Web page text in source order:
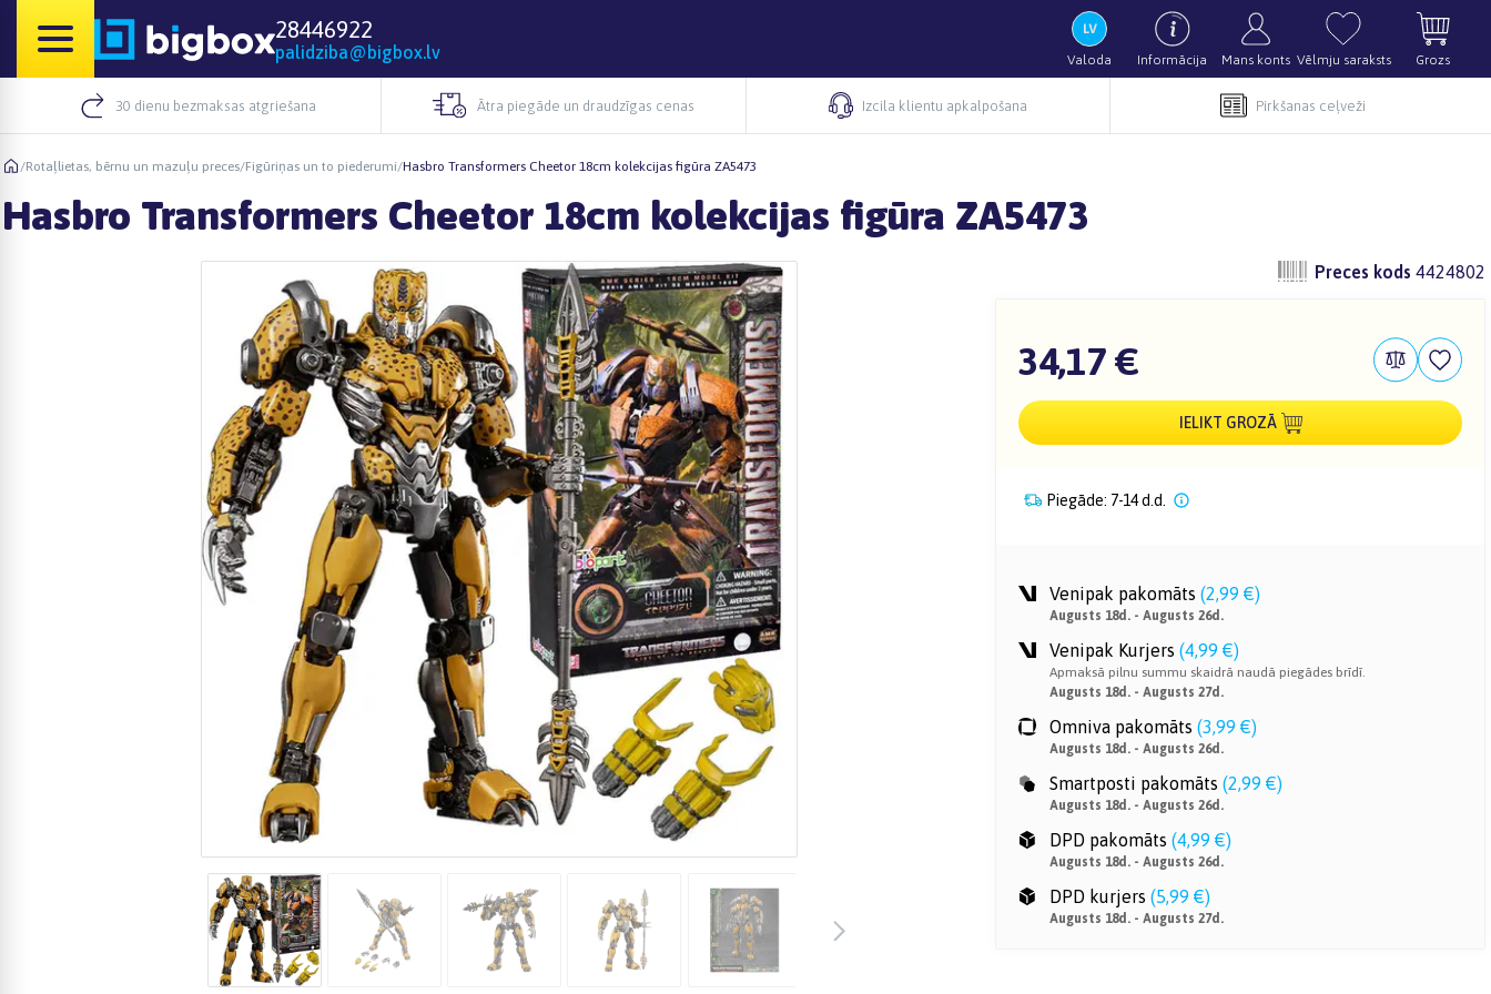
28446922
palidziba@bigbox.lv Valoda Informācija Mans konts Vēlmju saraksts Grozs
30 dienu bezmaksas atgriešana Ātra piegāde un draudzīgas cenas Izcila klientu apkalpošana Pirkšanas ceļveži
/Rotaļlietas, bērnu un mazuļu preces/Figūriņas un to piederumi/Hasbro Transformers Cheetor 18cm kolekcijas figūra ZA5473
Hasbro Transformers Cheetor 18cm kolekcijas figūra ZA5473
Preces kods 4424802
34,17 €
IELIKT GROZĀ
Piegāde: 7-14 d.d.
Venipak pakomāts (2,99 €)
Augusts 18d. - Augusts 26d.
Venipak Kurjers (4,99 €)
Apmaksā pilnu summu skaidrā naudā piegādes brīdī.
Augusts 18d. - Augusts 27d.
Omniva pakomāts (3,99 €)
Augusts 18d. - Augusts 26d.
Smartposti pakomāts (2,99 €)
Augusts 18d. - Augusts 26d.
DPD pakomāts (4,99 €)
Augusts 18d. - Augusts 26d.
DPD kurjers (5,99 €)
Augusts 18d. - Augusts 27d.